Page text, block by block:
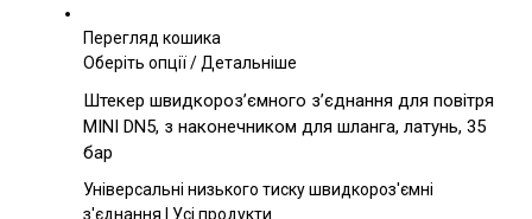
товару
Перегляд кошика
Оберіть опціїЦей
має
кілька
Параметри
можна
/Детальніше
Штекер швидкороз’ємного з’єднання для повітря
MINI DN5, з наконечником для шланга, латунь, 35
бар
Універсальні низького тиску швидкороз'ємні
з'єднання | Усі продукти